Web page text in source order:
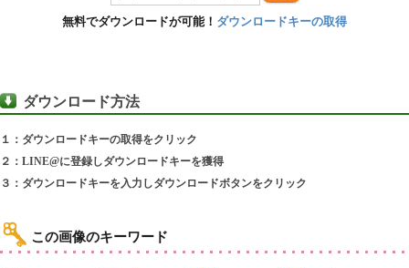
無料でダウンロードが可能！ ダウンロードキーの取得
ダウンロード方法
１：ダウンロードキーの取得をクリック
２：LINE@に登録しダウンロードキーを獲得
３：ダウンロードキーを入力しダウンロードボタンをクリック
この画像のキーワード